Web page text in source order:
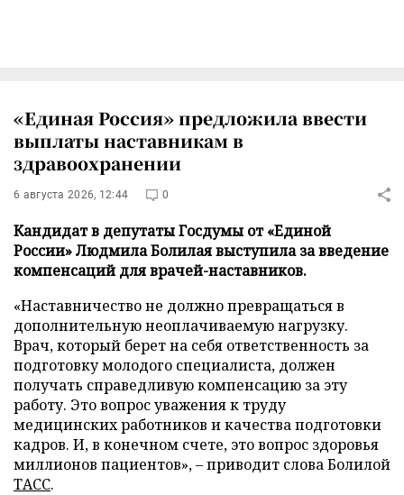
«Единая Россия» предложила ввести
выплаты наставникам в
здравоохранении
6 августа 2026, 12:44 0
Кандидат в депутаты Госдумы от «Единой
России» Людмила Болилая выступила за введение
компенсаций для врачей-наставников.
«Наставничество не должно превращаться в
дополнительную неоплачиваемую нагрузку.
Врач, который берет на себя ответственность за
подготовку молодого специалиста, должен
получать справедливую компенсацию за эту
работу. Это вопрос уважения к труду
медицинских работников и качества подготовки
кадров. И, в конечном счете, это вопрос здоровья
миллионов пациентов», – приводит слова Болилой
ТАСС.